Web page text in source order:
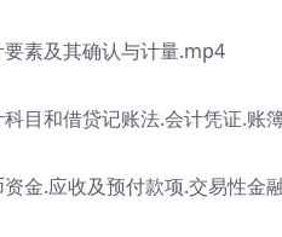
素及其确认与计量.mp4
和借贷记账法.会计凭证.账
.应收及预付款项.交易性金